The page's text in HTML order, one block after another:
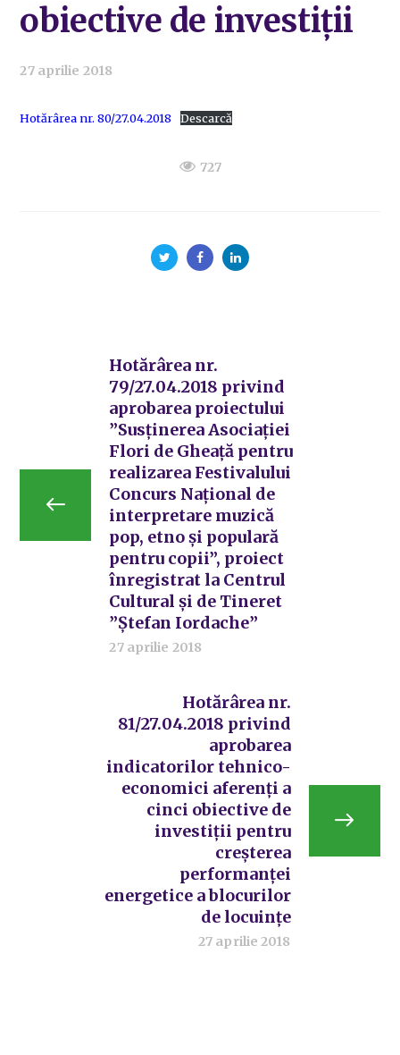
obiective de investiții
27 aprilie 2018
Hotărârea nr. 80/27.04.2018 Descarcă
727
Hotărârea nr.
79/27.04.2018 privind
aprobarea proiectului
”Susținerea Asociației
Flori de Gheață pentru
realizarea Festivalului
Concurs Național de
interpretare muzică
pop, etno și populară
pentru copii”, proiect
înregistrat la Centrul
Cultural și de Tineret
”Ștefan Iordache”
27 aprilie 2018
Hotărârea nr.
81/27.04.2018 privind
aprobarea
indicatorilor tehnico-
economici aferenți a
cinci obiective de
investiții pentru
creșterea
performanței
energetice a blocurilor
de locuințe
27 aprilie 2018